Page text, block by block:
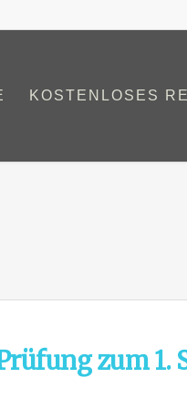
KOSTENLOSES
zum 1.